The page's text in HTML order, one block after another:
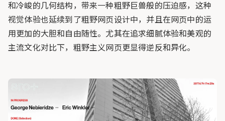
和冷峻的几何结构，带来一种粗野巨兽般的压迫感，这种
视觉体验也延续到了粗野网页设计中，并且在网页中的运
用更加的大胆和自由随性。尤其在追求细腻体验和美观的
主流文化对比下，粗野主义网页更显得逆反和异化。